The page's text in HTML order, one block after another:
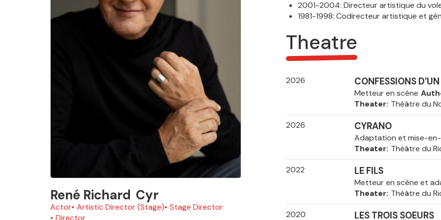
René Richard Cyr
Actor Artistic Director (Stage) Stage Director
Director
2001-2004: Directeur artistique du
1981-1998: Codirecteur artistique et
Theatre
2026 CONFESSIONS
Metteur en scène
Theater Théâtre du
2026 CYRANO
Adaptation et mise-
Theater Théâtre du
2022 LE FILS
Metteur en scène et
Theater Théâtre du
2020 LES TROIS SOEURS